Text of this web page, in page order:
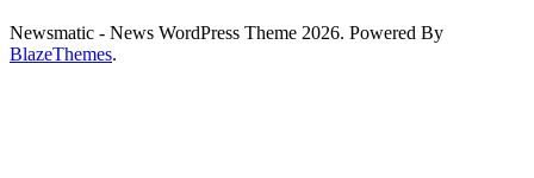
Newsmatic - News WordPress Theme 2026. Powered By
BlazeThemes.